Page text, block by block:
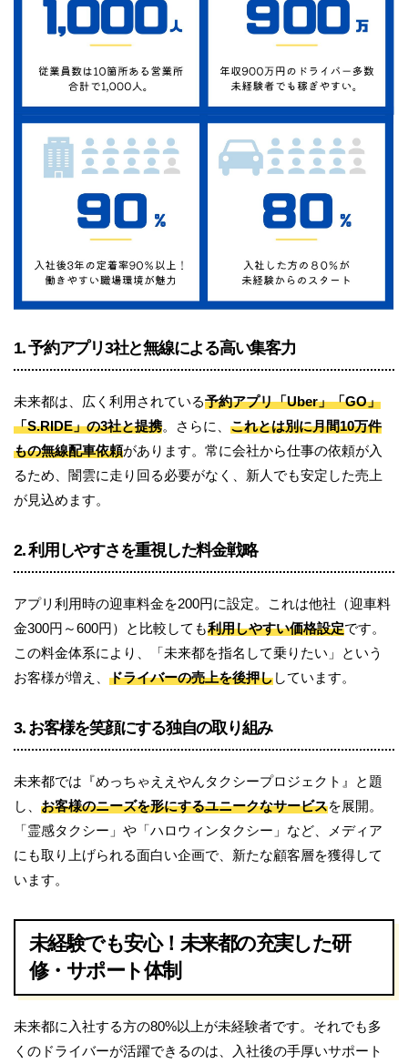
1. 予約アプリ3社と無線による高い集客力
未来都は、広く利用されている予約アプリ「Uber」「GO」
「S.RIDE」の3社と提携。さらに、 これとは別に月間10万件
もの無線配車依頼があります。常に会社から仕事の依頼が入
るため、闇雲に走り回る必要がなく、新人でも安定した売上
が見込めます。
2. 利用しやすさを重視した料金戦略
アプリ利用時の迎車料金を200円に設定。これは他社（迎車料
金300円～600円）と比較しても利用しやすい価格設定です。
この料金体系により、「未来都を指名して乗りたい」という
お客様が増え、 ドライバーの売上を後押ししています。
3. お客様を笑顔にする独自の取り組み
未来都では『めっちゃええやんタクシープロジェクト』と題
し、 お客様のニーズを形にするユニークなサービスを展開。
「霊感タクシー」や「ハロウィンタクシー」など、メディア
にも取り上げられる面白い企画で、新たな顧客層を獲得して
います。
未経験でも安心！未来都の充実した研
修・サポート体制
未来都に入社する方の80%以上が未経験者です。それでも多
くのドライバーが活躍できるのは、入社後の手厚いサポート